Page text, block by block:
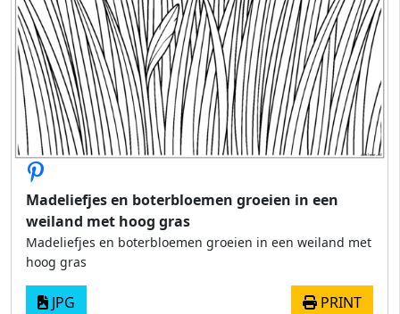
Madeliefjes en boterbloemen groeien in een
weiland met hoog gras
Madeliefjes en boterbloemen groeien in een weiland met
hoog gras
JPG PRINT